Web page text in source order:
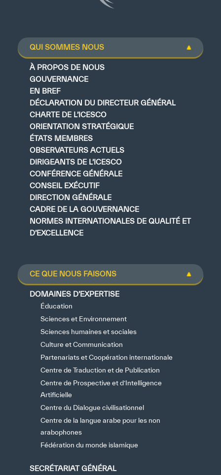
QUI SOMMES NOUS
À PROPOS DE NOUS
GOUVERNANCE
EN BREF
DÉCLARATION DU DIRECTEUR GÉNÉRAL
CHARTE DE L’ICESCO
ORIENTATION STRATÉGIQUE
ÉTATS MEMBRES
OBSERVATEURS ACTUELS
DIRIGEANTS DE L’ICESCO
CONFÉRENCE GÉNÉRALE
CONSEIL EXÉCUTIF
DIRECTION GÉNÉRALE
CADRE DE LA GOUVERNANCE
NORMES INTERNATIONALES DE QUALITÉ ET
D’EXCELLENCE
CE QUE NOUS FAISONS
DOMAINES D’EXPERTISE
Éducation
Sciences et Environnement
Sciences humaines et sociales
Culture et Communication
Partenariats et Coopération internationale
Centre de Traduction et de Publication
Centre de Prospective et d’Intelligence
Artificielle
Centre du Dialogue civilisationnel
Centre de la langue arabe pour les non
arabophones
Fédération du monde islamique
SECRÉTARIAT GÉNÉRAL